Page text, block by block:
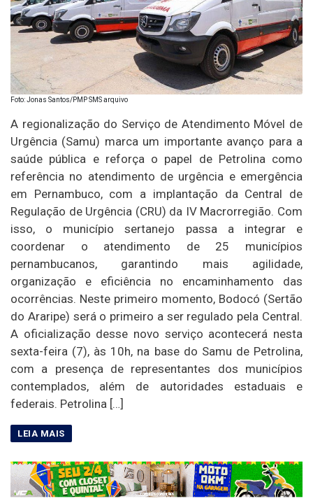
Foto: Jonas Santos/PMP SMS arquivo
A regionalização do Serviço de Atendimento Móvel de
Urgência (Samu) marca um importante avanço para a
saúde pública e reforça o papel de Petrolina como
referência no atendimento de urgência e emergência
em Pernambuco, com a implantação da Central de
Regulação de Urgência (CRU) da IV Macrorregião. Com
isso, o município sertanejo passa a integrar e
coordenar o atendimento de 25 municípios
pernambucanos, garantindo mais agilidade,
organização e eficiência no encaminhamento das
ocorrências. Neste primeiro momento, Bodocó (Sertão
do Araripe) será o primeiro a ser regulado pela Central.
A oficialização desse novo serviço acontecerá nesta
sexta-feira (7), às 10h, na base do Samu de Petrolina,
com a presença de representantes dos municípios
contemplados, além de autoridades estaduais e
federais. Petrolina […]